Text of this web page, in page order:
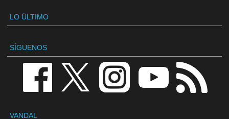
LO ÚLTIMO
SÍGUENOS
VANDAL